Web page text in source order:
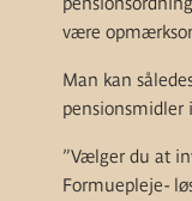
være
Man kan
pensionsmidler
”Vælger du at
Formuepleje-